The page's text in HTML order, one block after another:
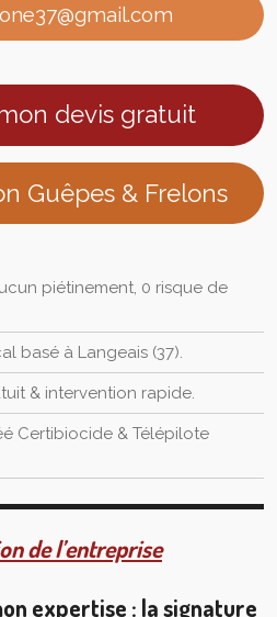
devis gratuit
Guêpes & Frelons
piétinement, 0 risque de
basé à Langeais (37).
& intervention rapide.
Certibiocide & Télépilote
de l’entreprise
expertise : la signature